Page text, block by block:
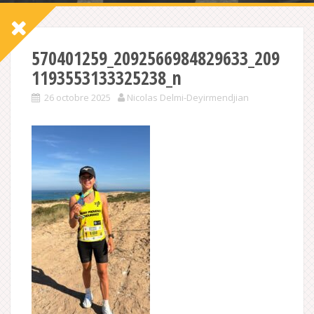
570401259_2092566984829633_209
1193553133325238_n
26 octobre 2025 Nicolas Delmi-Deyirmendjian